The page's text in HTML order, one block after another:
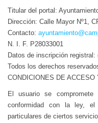
Titular del portal:
Dirección: Calle Mayor Nº1,
Contacto:
N. I. F. P28033001
Datos de inscripción registral:
Todos los derechos
CONDICIONES DE
El usuario se
conformidad con la ley, el
particulares de ciertos